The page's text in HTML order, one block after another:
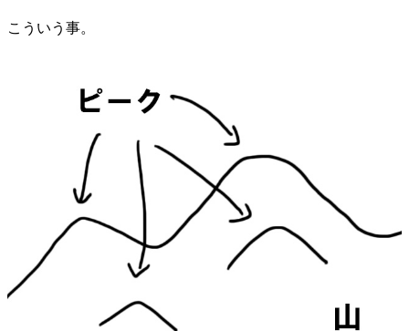
こういう事。